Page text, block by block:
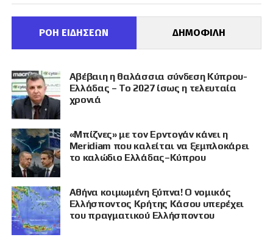
ΡΟΗ ΕΙΔΗΣΕΩΝ ΔΗΜΟΦΙΛΗ
Αβέβαιη η θαλάσσια σύνδεση Κύπρου-
Ελλάδας – Το 2027 ίσως η τελευταία
χρονιά
«Μπίζνες» με τον Ερντογάν κάνει η
Meridiam που καλείται να ξεμπλοκάρει
το καλώδιο Ελλάδας–Κύπρου
Αθήνα κοιμωμένη ξύπνα! Ο νομικός
Ελλήσποντος Κρήτης Κάσου υπερέχει
του πραγματικού Ελλήσποντου